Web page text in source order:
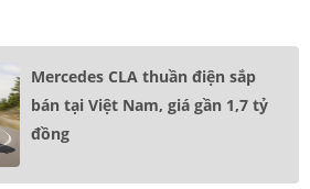
Mercedes CLA thuần điện sắp
bán tại Việt Nam, giá gần 1,7 tỷ
đồng